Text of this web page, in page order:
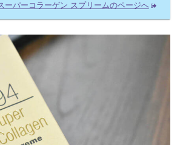
ーパーコラーゲン スプリームのページへ